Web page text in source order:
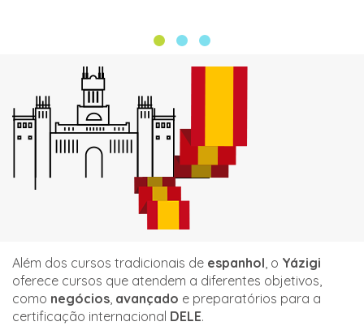
Além dos cursos tradicionais de espanhol, o Yázigi
oferece cursos que atendem a diferentes objetivos,
como negócios, avançado e preparatórios para a
certificação internacional DELE.